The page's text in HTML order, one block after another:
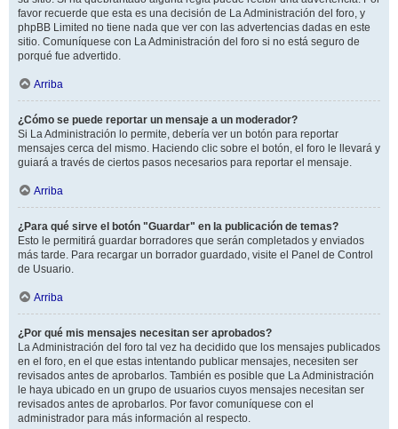
favor recuerde que esta es una decisión de La Administración del foro, y
phpBB Limited no tiene nada que ver con las advertencias dadas en este
sitio. Comuníquese con La Administración del foro si no está seguro de
porqué fue advertido.
Arriba
¿Cómo se puede reportar un mensaje a un moderador?
Si La Administración lo permite, debería ver un botón para reportar
mensajes cerca del mismo. Haciendo clic sobre el botón, el foro le llevará y
guiará a través de ciertos pasos necesarios para reportar el mensaje.
Arriba
¿Para qué sirve el botón "Guardar" en la publicación de temas?
Esto le permitirá guardar borradores que serán completados y enviados
más tarde. Para recargar un borrador guardado, visite el Panel de Control
de Usuario.
Arriba
¿Por qué mis mensajes necesitan ser aprobados?
La Administración del foro tal vez ha decidido que los mensajes publicados
en el foro, en el que estas intentando publicar mensajes, necesiten ser
revisados antes de aprobarlos. También es posible que La Administración
le haya ubicado en un grupo de usuarios cuyos mensajes necesitan ser
revisados antes de aprobarlos. Por favor comuníquese con el
administrador para más información al respecto.